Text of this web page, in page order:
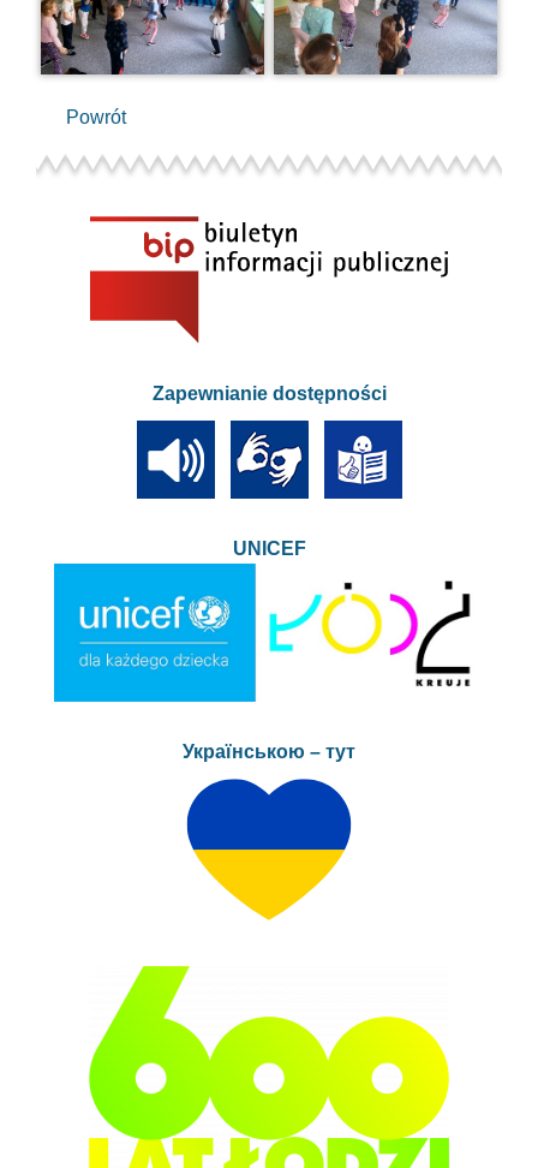
Powrót
Zapewnianie dostępności
UNICEF
Українською – тут